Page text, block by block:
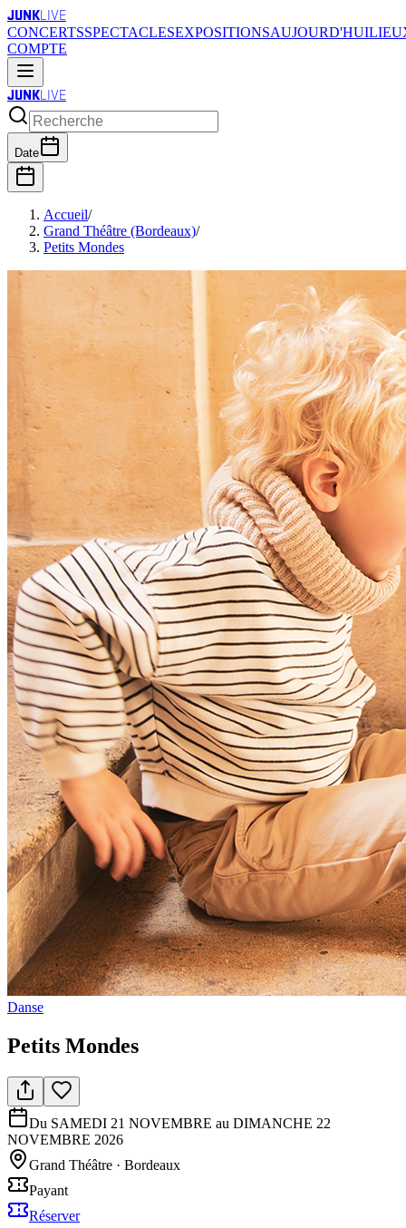
JUNKLIVE
CONCERTSSPECTACLESEXPOSITIONSAUJOURD'HUI
COMPTE
JUNKLIVE
Date
Accueil/
Grand Théâtre (Bordeaux)/
Petits Mondes
Danse
Petits Mondes
Du SAMEDI 21 NOVEMBRE au DIMANCHE 22
NOVEMBRE 2026
Grand Théâtre · Bordeaux
Payant
Réserver